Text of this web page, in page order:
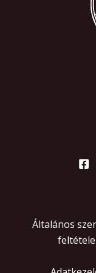
Általános